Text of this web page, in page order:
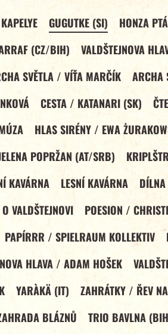
GUGUTKE (SI) HONZA
(CZ/BIH) VALDŠTEJNOVA
SVĚTLA / VÍŤA MARČÍK ARCHA
CESTA / KATANARI (SK)
HLAS SIRÉNY / EWA
POPRŽAN (AT/SRB)
KAVÁRNA LESNÍ KAVÁRNA DÍLNA
VALDŠTEJNOVI POESION /
PAPÍRRR / SPIELRAUM KOLLEKTIV
HLAVA / ADAM HOŠEK
YARÀKÄ (IT) ZAHRÁTKY / ŘEV
BLÁZNŮ
TRIO BAVLNA